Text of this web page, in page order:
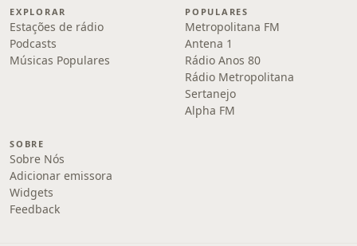
EXPLORAR
Estações de rádio
Podcasts
Músicas Populares
POPULARES
Metropolitana FM
Antena 1
Rádio Anos 80
Rádio Metropolitana
Sertanejo
Alpha FM
SOBRE
Sobre Nós
Adicionar emissora
Widgets
Feedback